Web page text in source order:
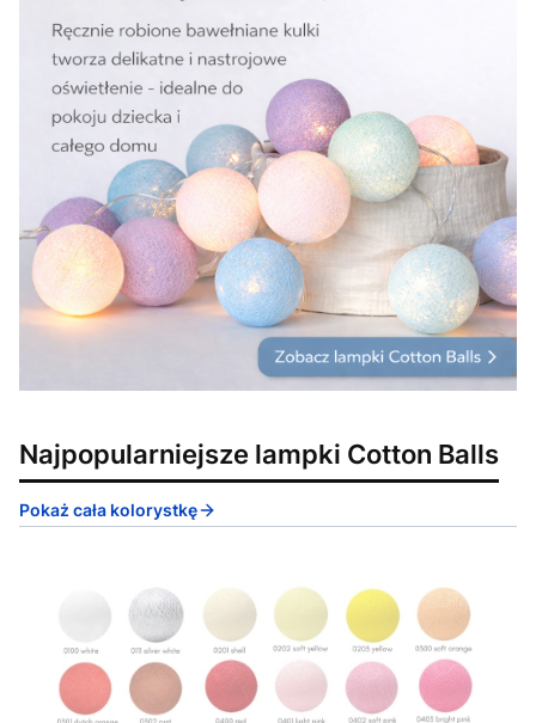
Najpopularniejsze lampki Cotton Balls
Pokaż cała kolorystkę